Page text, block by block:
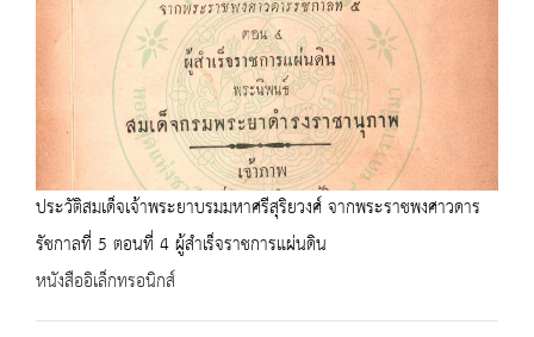
ประวัติสมเด็จเจ้าพระยาบรมมหาศรีสุริยวงศ์ จากพระราชพงศาวดาร
รัชกาลที่ 5 ตอนที่ 4 ผู้สำเร็จราชการแผ่นดิน
หนังสืออิเล็กทรอนิกส์